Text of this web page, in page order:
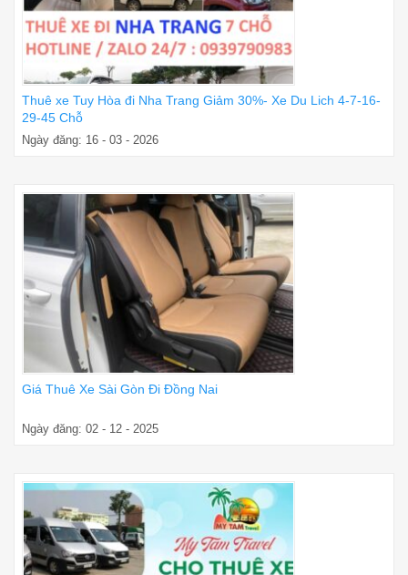
Thuê xe Tuy Hòa đi Nha Trang Giảm 30%- Xe Du Lich 4-7-16-
29-45 Chỗ
Ngày đăng: 16 - 03 - 2026
Giá Thuê Xe Sài Gòn Đi Đồng Nai
Ngày đăng: 02 - 12 - 2025